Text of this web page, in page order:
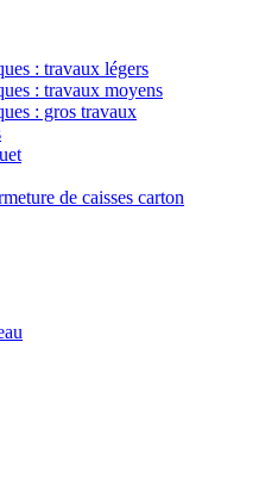
: travaux légers
: travaux moyens
: gros travaux
de caisses carton